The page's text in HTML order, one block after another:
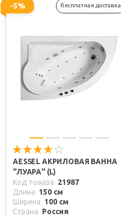
-5% бесплатная доставка
AESSEL АКРИЛОВАЯ ВАННА
"ЛУАРА" (L)
Код товара
21987
Длина
150 см
Ширина
100 см
Страна
Россия